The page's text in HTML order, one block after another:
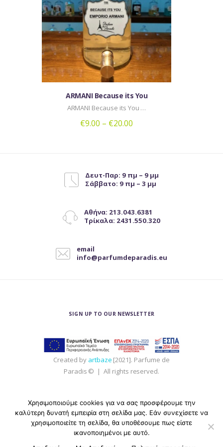
Οι
επιλογές
μπορούν
να
επιλεγούν
στη
σελίδα
προϊόντος
ARMANI Because its You
ARMANI Because its You …
€9.00 – €20.00
έχει
πολλαπλές
Οι
επιλογές
επιλεγούν
Δευτ-Παρ: 9 πμ – 9 μμ
Σάββατο: 9 πμ – 3 μμ
Αθήνα: 213.043.6381
Τρίκαλα: 2431.550.320
email
info@parfumdeparadis.eu
SIGN UP TO OUR NEWSLETTER
Created by artbaze [2021]. Parfume de
Paradis © | All rights reserved.
Χρησιμοποιούμε cookies για να σας προσφέρουμε την
καλύτερη δυνατή εμπειρία στη σελίδα μας. Εάν συνεχίσετε να
χρησιμοποιείτε τη σελίδα, θα υποθέσουμε πως είστε
ικανοποιημένοι με αυτό.